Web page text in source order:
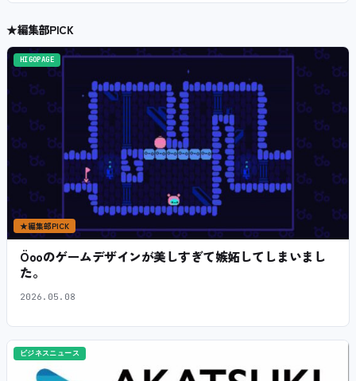
★編集部PICK
HIGOPAGE
★編集部PICK
Öooのゲームデザインが美しすぎて嫉妬してしまいまし
た。
2026.05.08
ビジネスニュース